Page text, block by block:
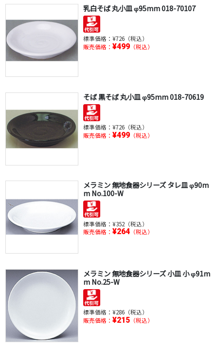
乳白そば 丸小皿 φ95mm 018-70107
標準価格： ¥726（税込）
販売価格： ¥499（税込）
そば 黒そば 丸小皿 φ95mm 018-70619
標準価格： ¥726（税込）
販売価格： ¥499（税込）
メラミン 無地食器シリーズ タレ皿 φ90m
m No.100-W
標準価格： ¥352（税込）
販売価格： ¥264（税込）
メラミン 無地食器シリーズ 小皿 小 φ91m
m No.25-W
標準価格： ¥286（税込）
販売価格： ¥215（税込）